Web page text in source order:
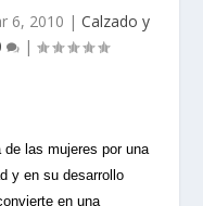
6, 2010 | Calzado y
|
las mujeres por una
y en su desarrollo
en una